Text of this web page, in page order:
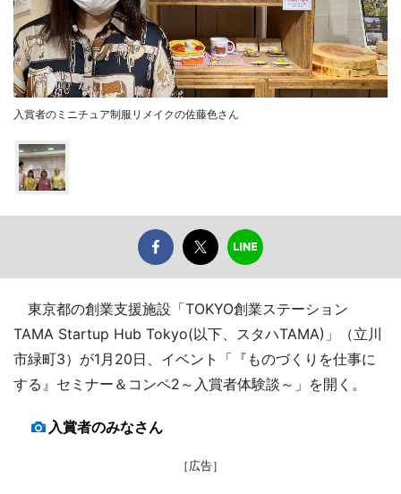
入賞者のミニチュア制服リメイクの佐藤色さん
東京都の創業支援施設「TOKYO創業ステーション
TAMA Startup Hub Tokyo(以下、スタハTAMA)」（立川
市緑町3）が1月20日、イベント「『ものづくりを仕事に
する』セミナー＆コンペ2～入賞者体験談～」を開く。
入賞者のみなさん
［広告］